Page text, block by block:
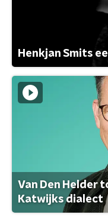
Henkjan Smits
Van Den Helder
Katwijks dialect